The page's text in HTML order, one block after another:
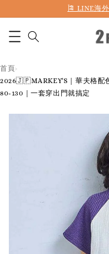
首購折50 ｜ 滿1,500 免
首頁›
2026🇯🇵MARKEY'S｜華夫格配
80-130｜一套穿出門就搞定